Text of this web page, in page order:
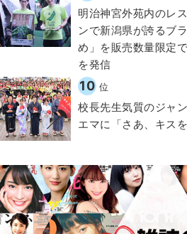
明治神宮外苑内のレ
ンで新潟県が誇るブ
め」を販売数量限定
を発信
10 位
校長先生気質のジャ
エマに「さあ、キス